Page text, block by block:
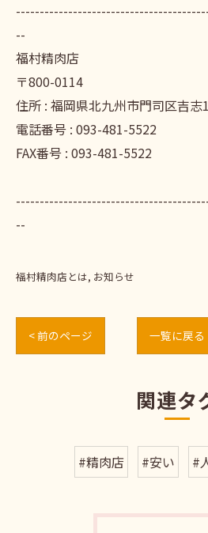
--
福村精肉店
〒800-0114
住所 : 福岡県北九州市門司区吉志
電話番号 : 093-481-5522
FAX番号 : 093-481-5522
--
福村精肉店とは お知らせ
< 前のページ 一覧に戻る
関連タ
#精肉店 #安い #